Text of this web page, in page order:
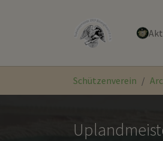
Schützenverein